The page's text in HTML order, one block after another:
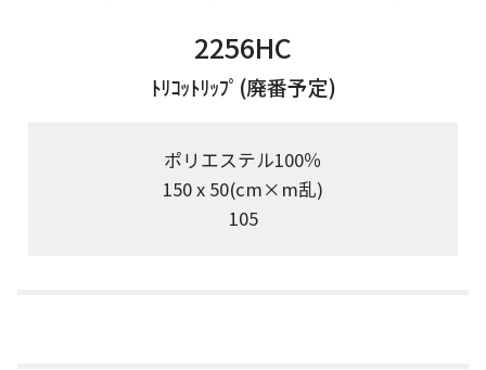
2256HC
ﾄﾘｺｯﾄﾘｯﾌﾟ(廃番予定)
ポリエステル100％
150 x 50(cm×m乱)
105